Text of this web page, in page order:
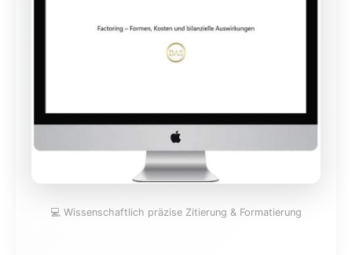
💻 Wissenschaftlich präzise Zitierung & Formatierung